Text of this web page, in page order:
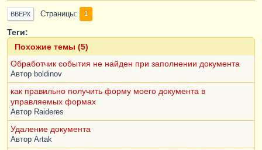
ПараметрыДляВставки
тЗапроса.Номер );
'[НазваниеПечатнойФормы] - [Номер] -
[Дата]'");
КонецЦикла ;
КонецЕсли;
Возврат
СтроковыеФункцииКлиентСервер
ыВСтроку(Шаблон, ПараметрыДляВставки);
КонецФункции
ВВЕРХ Страницы 1
Теги:
Похожие темы (5)
Обработчик события не найден при заполнении документа
Автор boldinov
как правильно получить форму моего документа в
управляемых формах
Автор Raideres
Удаление документа
Автор Artak